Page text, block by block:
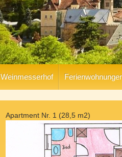
Apartment Nr. 1 (28,5 m2)
Weinmesserhof